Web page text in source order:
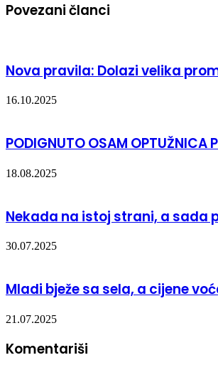
Povezani članci
Nova pravila: Dolazi velika
16.10.2025
PODIGNUTO OSAM OPTUŽNICA
18.08.2025
Nekada na istoj strani, a sada
30.07.2025
Mladi bježe sa sela, a cijene
21.07.2025
Komentariši